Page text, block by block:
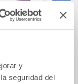
y
seguridad del
hacer! ¡A
El